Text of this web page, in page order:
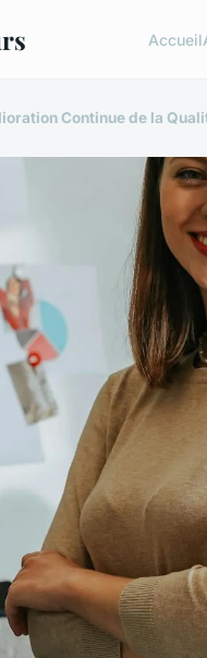
Accueil
Continue de la